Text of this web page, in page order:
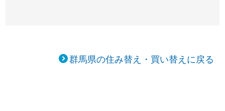
群馬県の住み替え・買い替えに戻る